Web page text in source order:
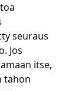
seuraus
Jos
itse,
tahon